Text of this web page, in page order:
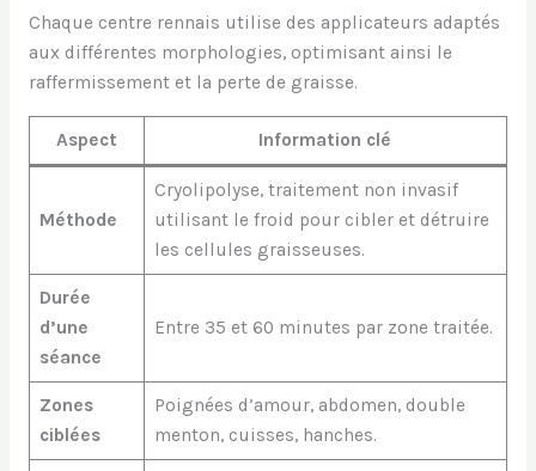
Chaque centre rennais utilise des applicateurs adaptés
aux différentes morphologies, optimisant ainsi le
raffermissement et la perte de graisse.
Aspect Information clé
Méthode
Cryolipolyse, traitement non invasif
utilisant le froid pour cibler et détruire
les cellules graisseuses.
Durée
d’une
séance
Entre 35 et 60 minutes par zone traitée.
Zones
ciblées
Poignées d’amour, abdomen, double
menton, cuisses, hanches.